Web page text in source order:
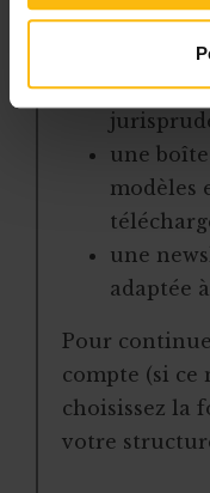
des
la veille
une
modèles
une
adaptée
Pour
compte (si ce
choisissez la
votre